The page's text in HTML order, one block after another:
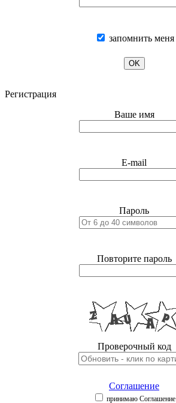
запомнить меня
OK
Регистрация
Ваше имя
E-mail
Пароль
Повторите пароль
Проверочный код
Соглашение
принимаю Соглашение